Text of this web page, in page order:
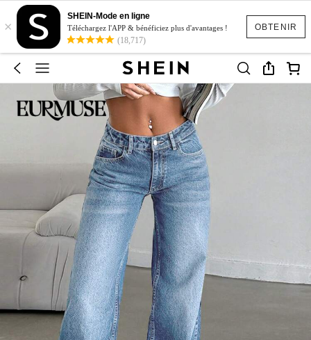
OBTENIR
×
SHEIN-Mode en ligne
Téléchargez l'APP & bénéficiez plus d'avantages !
(18,717)